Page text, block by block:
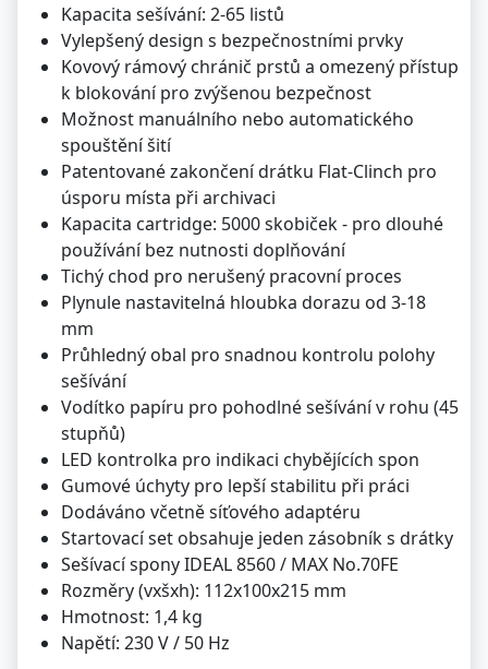
Kapacita sešívání: 2-65 listů
Vylepšený design s bezpečnostními prvky
Kovový rámový chránič prstů a omezený přístup
k blokování pro zvýšenou bezpečnost
Možnost manuálního nebo automatického
spouštění šití
Patentované zakončení drátku Flat-Clinch pro
úsporu místa při archivaci
Kapacita cartridge: 5000 skobiček - pro dlouhé
používání bez nutnosti doplňování
Tichý chod pro nerušený pracovní proces
Plynule nastavitelná hloubka dorazu od 3-18
mm
Průhledný obal pro snadnou kontrolu polohy
sešívání
Vodítko papíru pro pohodlné sešívání v rohu (45
stupňů)
LED kontrolka pro indikaci chybějících spon
Gumové úchyty pro lepší stabilitu při práci
Dodáváno včetně síťového adaptéru
Startovací set obsahuje jeden zásobník s drátky
Sešívací spony IDEAL 8560 / MAX No.70FE
Rozměry (vxšxh): 112x100x215 mm
Hmotnost: 1,4 kg
Napětí: 230 V / 50 Hz